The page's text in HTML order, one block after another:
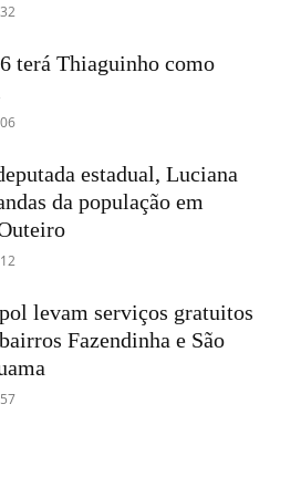
terá Thiaguinho como
estadual, Luciana
da população em
levam serviços gratuitos
Fazendinha e São